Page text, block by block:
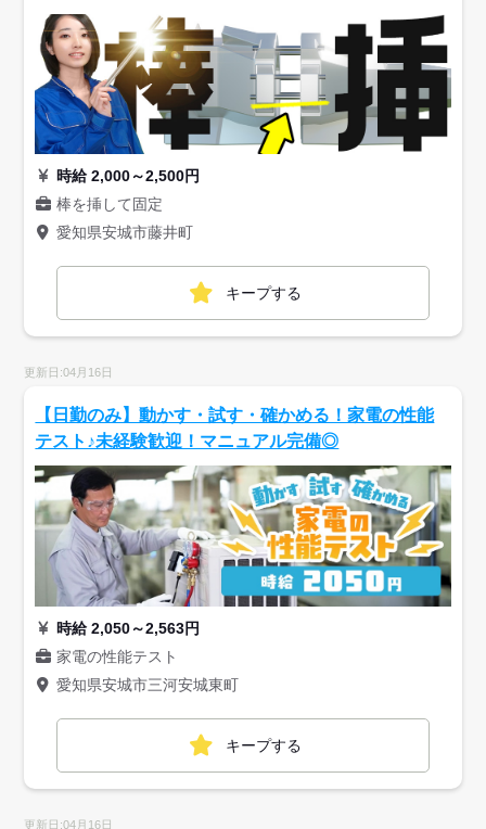
時給 2,000～2,500円
棒を挿して固定
愛知県安城市藤井町
キープする
更新日:04月16日
【日勤のみ】動かす・試す・確かめる！家電の性能
テスト♪未経験歓迎！マニュアル完備◎
時給 2,050～2,563円
家電の性能テスト
愛知県安城市三河安城東町
キープする
更新日:04月16日